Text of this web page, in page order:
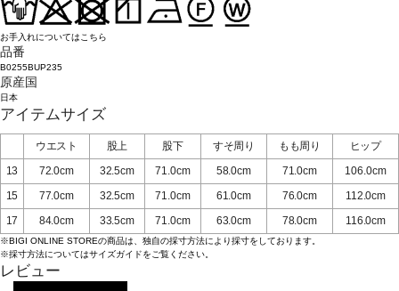
お手入れについてはこちら
品番
B0255BUP235
原産国
日本
アイテムサイズ
ウエスト 股上 股下 すそ周り もも周り
ヒップ
13
72.0cm 32.5cm 71.0cm 58.0cm 71.0cm
106.0cm
15
77.0cm 32.5cm 71.0cm 61.0cm 76.0cm
112.0cm
17
84.0cm 33.5cm 71.0cm 63.0cm 78.0cm 116.0cm
※BIGI ONLINE STOREの商品は、独自の採寸方法により採寸をしております。
※採寸方法についてはサイズガイドをご覧ください。
レビュー